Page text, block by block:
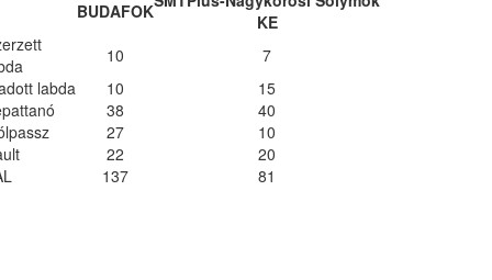
BUDAFOK
KE
10
7
labda
10
15
38
40
27
10
22
20
137 81